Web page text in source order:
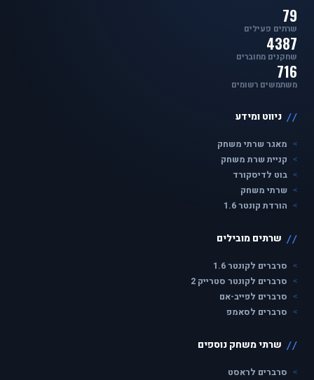
79
שרתים פעילים
4387
שחקנים מחוברים
716
משתמשים רשומים
ניווט ומידע
מאגר שרתי משחק
קניית שרת משחק
בוט לדיסקורד
שרתי משחק
הורדת קונטר 1.6
שרתים מובילים
סרברים לקונטר 1.6
סרברים לקונטר סטרייק 2
סרברים לפייב-אם
סרברים לסאמפ
שרתי משחק נוספים
סרברים לראסט